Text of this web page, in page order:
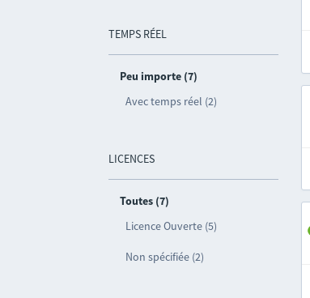
TEMPS RÉEL
Peu importe (7)
Avec temps réel (2)
LICENCES
Toutes (7)
Licence Ouverte (5)
Non spécifiée (2)